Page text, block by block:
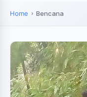
Home Bencana